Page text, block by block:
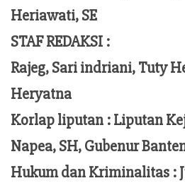
Heriawati, SE
STAF REDAKSI :
Rajeg, Sari indriani, Tuty
Heryatna
Korlap liputan :Liputan
Napea, SH,Gubenur
Hukum dan Kriminalitas :